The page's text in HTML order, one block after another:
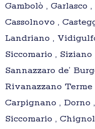
Gambolò , Garlasco
Cassolnovo ,
Landriano ,
Siccomario ,
Sannazzaro de’
Rivanazzano Terme
Carpignano , Dorno
Siccomario ,